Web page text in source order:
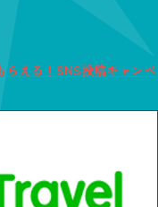
える！SNS投稿キャンペ